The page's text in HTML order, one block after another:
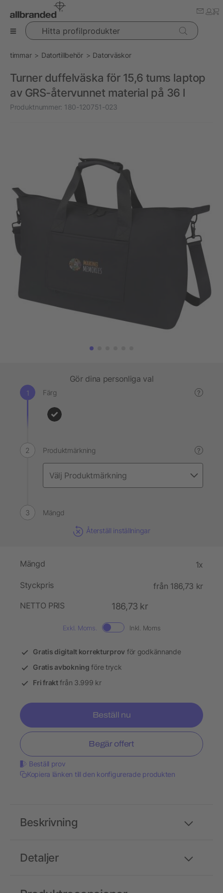
Hitta profilprodukter
timmar Datortillbehör Datorväskor
Turner duffelväska för 15,6 tums laptop
av GRS-återvunnet material på 36 l
Produktnummer: 180-120751-023
Gör dina personliga val
Färg ?
Produktmärkning ?
Mängd
Återställ inställningar
Mängd 1x
Styckpris
från 186,73 kr
NETTO PRIS
186,73 kr
Exkl. Moms. Inkl. Moms
Gratis digitalt korrekturprov för godkännande
Gratis avbokning före tryck
Fri fraktfrån 3.999 kr
Beställ nu
Begär offert
Beställ prov
Kopiera länken till den konfigurerade produkten
Detaljer
Beskrivning